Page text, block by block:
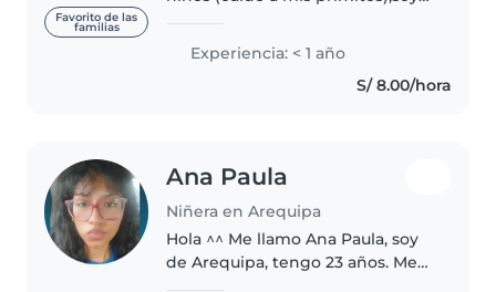
Favorito de las
familias
amo a las familias en las que
trabajo como si fueran la mis. Mi
primera vez trabajando 😃💗..
Experiencia: < 1 año
S/ 8.00/hora
Ana Paula
Niñera en Arequipa
Hola ^^ Me llamo Ana Paula, soy
de Arequipa, tengo 23 años. Me